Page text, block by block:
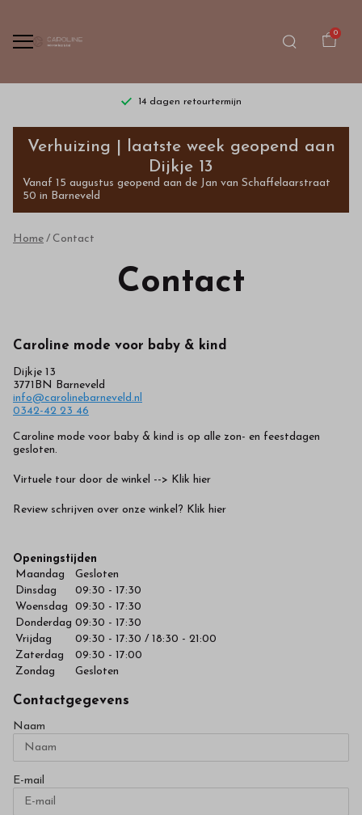
0
14 dagen retourtermijn
Contact
Bestel
kinderkleding
kwaliteit
in
onze
webshop
Verhuizing | laatste week geopend aan
Dijkje 13
Vanaf 15 augustus geopend aan de Jan van Schaffelaarstraat
50 in Barneveld
Home Contact
Contact
Caroline mode voor baby & kind
Dijkje 13
3771BN Barneveld
info@carolinebarneveld.nl
0342-42 23 46
Caroline mode voor baby & kind is op alle zon- en feestdagen
gesloten.
Virtuele tour door de winkel --> Klik hier
Review schrijven over onze winkel? Klik hier
Openingstijden
Maandag
Gesloten
Dinsdag
09:30 - 17:30
Woensdag
09:30 - 17:30
Donderdag 09:30 - 17:30
Vrijdag
09:30 - 17:30 / 18:30 - 21:00
Zaterdag
09:30 - 17:00
Zondag
Gesloten
Contactgegevens
Naam
E-mail